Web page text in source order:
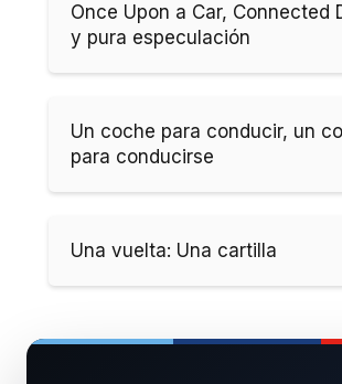
Once Upon a Car, Connected
y pura especulación
Un coche para conducir, un
para conducirse
Una vuelta: Una cartilla